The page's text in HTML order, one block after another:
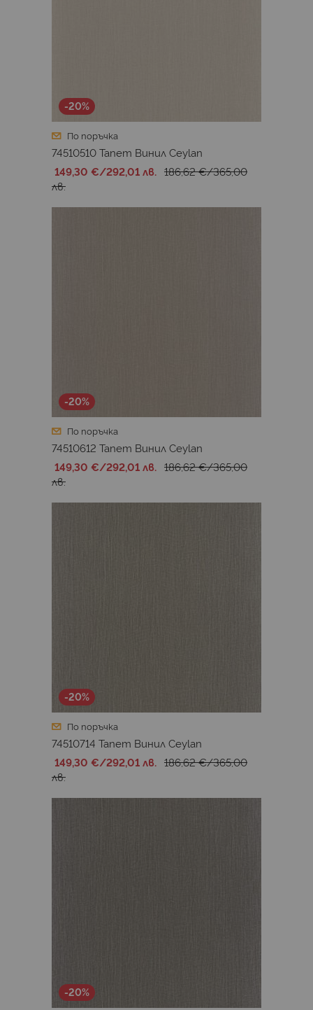
-20%
По поръчка
74510510 Тапет Винил Ceylan
149,30 €/292,01 лв. 186,62 €/365,00
лв.
-20%
По поръчка
74510612 Тапет Винил Ceylan
149,30 €/292,01 лв. 186,62 €/365,00
лв.
-20%
По поръчка
74510714 Тапет Винил Ceylan
149,30 €/292,01 лв. 186,62 €/365,00
лв.
-20%